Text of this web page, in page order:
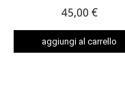
45,00 €
aggiungi al carrello